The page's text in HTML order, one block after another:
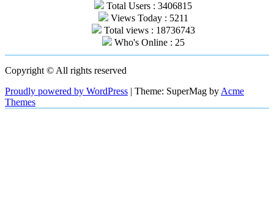
Total Users : 3406815
Views Today : 5211
Total views : 18736743
Who's Online : 25
Copyright © All rights reserved
Proudly powered by WordPress | Theme: SuperMag by Acme
Themes